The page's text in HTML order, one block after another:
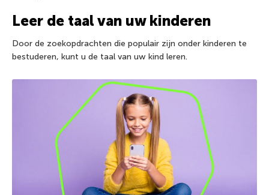
Leer de taal van uw kinderen
Door de zoekopdrachten die populair zijn onder kinderen te
bestuderen, kunt u de taal van uw kind leren.